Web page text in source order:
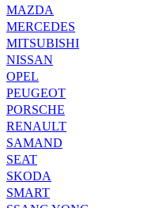
MAZDA
MERCEDES
MITSUBISHI
NISSAN
OPEL
PEUGEOT
PORSCHE
RENAULT
SAMAND
SEAT
SKODA
SMART